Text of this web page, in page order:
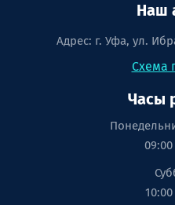
Наш
Адрес: г. Уфа, ул.
Схема
Часы